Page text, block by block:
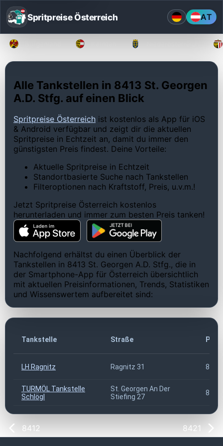
Spritpreise Österreich AT
Alle Tankstellen in 8413 St. Georgen
A.D. Stfg. auf einen Blick
Spritpreise Österreich ist kostenlos als App für iOS
& Android verfügbar und zeigt dir die aktuellen
Spritpreise in Echtzeit an, damit du immer den
günstigsten Preis findest. Deine Vorteile:
Aktuelle Spritpreise in Echtzeit
Standortbasierte Suche nach Tankstellen
Filteroptionen nach Kraftstoff, Preis, u.v.m.!
Jetzt Spritpreise Österreich kostenlos
herunterladen und immer zum besten Preis tanken!
Nachfolgend erhältst du einen Überblick der
Tankstellen in 8413 St. Georgen A.D. Stfg., die in
der Smartphone-App für Österreich übersichtlich
mit aktuellen Preisinformationen, Trends, Statistiken
und Wissenswertem aufbereitet sind:
Tankstelle Straße PLZ
LH Ragnitz Ragnitz 31 8413
TURMÖL Tankstelle
Schlögl
St. Georgen An Der
Stiefing 27
8413
8412 8421